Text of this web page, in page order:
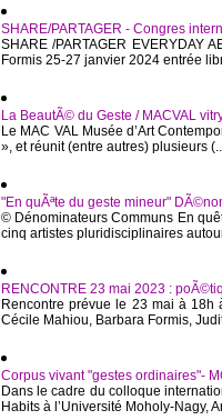
SHARE/PARTAGER - Congres
SHARE /PARTAGER EVERYDAY
Formis 25-27 janvier 2024 entrée
La BeautÃ© du Geste / MACVAL
Le MAC VAL Musée d’Art
», et réunit (entre autres) plusieurs
"En quÃªte du geste mineur"
© Dénominateurs Communs En
cinq artistes pluridisciplinaires
RENCONTRE 23 mai 2023 :
Rencontre prévue le 23 mai à
Cécile Mahiou, Barbara Formis,
Corpus vivant "gestes ordinaires"-
Dans le cadre du colloque
Habits à l’Université Moholy-Nagy,